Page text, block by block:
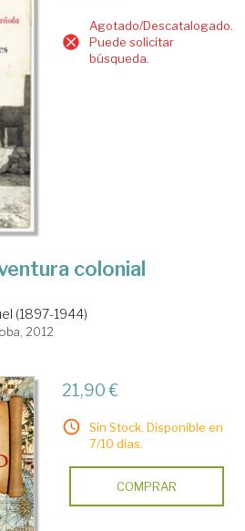
Agotado/Descatalogado.
Puede solicitar
búsqueda.
colonial
(1897-1944)
2012
21,90 €
Sin Stock. Disponible en
7/10 días.
COMPRAR